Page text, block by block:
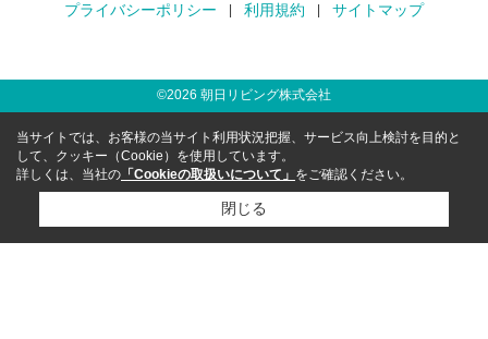
プライバシーポリシー
利用規約 サイトマップ
©2026 朝日リビング株式会社
当サイトでは、お客様の当サイト利用状況把握、サービス向上検討を目的と
して、クッキー（Cookie）を使用しています。
詳しくは、当社の 「Cookieの取扱いについて」 をご確認ください。
閉じる